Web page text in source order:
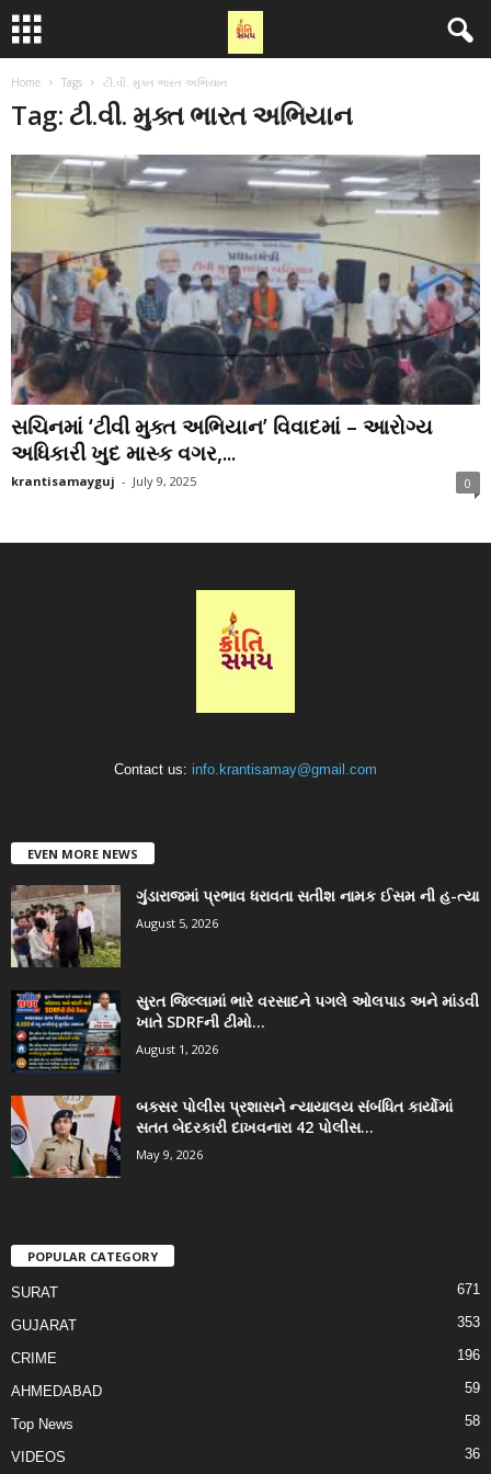
Home Tags ટી.વી. મુક્ત ભારત અભિયાન
Tag: ટી.વી. મુક્ત ભારત અભિયાન
સચિનમાં ‘ટીવી મુક્ત અભિયાન’ વિવાદમાં – આરોગ્ય
અધિકારી ખુદ માસ્ક વગર,...
krantisamayguj - July 9, 2025 0
Contact us: info.krantisamay@gmail.com
EVEN MORE NEWS
ગુંડારાજમાં પ્રભાવ ધરાવતા સતીશ નામક ઈસમ ની હ-ત્યા
August 5, 2026
સુરત જિલ્લામાં ભારે વરસાદને પગલે ઓલપાડ અને માંડવી
ખાતે SDRFની ટીમો...
August 1, 2026
બક્સર પોલીસ પ્રશાસને ન્યાયાલય સંબંધિત કાર્યોમાં
સતત બેદરકારી દાખવનારા 42 પોલીસ...
May 9, 2026
POPULAR CATEGORY
SURAT 671
GUJARAT 353
CRIME 196
AHMEDABAD 59
Top News 58
VIDEOS 36